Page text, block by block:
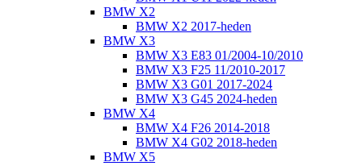
BMW X2
BMW X2 2017-heden
BMW X3
BMW X3 E83 01/2004-10/2010
BMW X3 F25 11/2010-2017
BMW X3 G01 2017-2024
BMW X3 G45 2024-heden
BMW X4
BMW X4 F26 2014-2018
BMW X4 G02 2018-heden
BMW X5